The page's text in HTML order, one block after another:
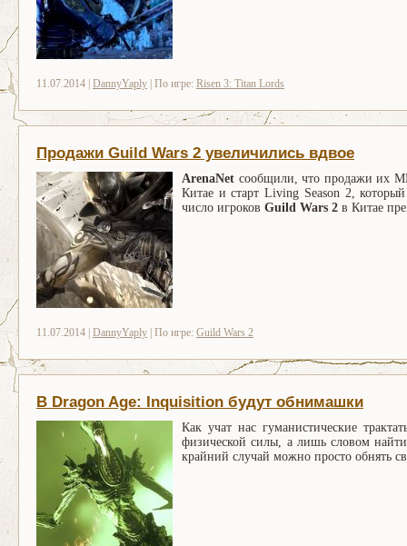
11.07.2014 | DannyYaply | По игре: Risen 3: Titan Lords
Продажи Guild Wars 2 увеличились вдвое
ArenaNet сообщили, что продажи их
Китае и старт Living Season 2,
число игроков Guild Wars 2 в Китае
11.07.2014 | DannyYaply | По игре: Guild Wars 2
В Dragon Age: Inquisition будут обнимашки
Как учат нас гуманистические
физической силы, а лишь словом
крайний случай можно просто обнять